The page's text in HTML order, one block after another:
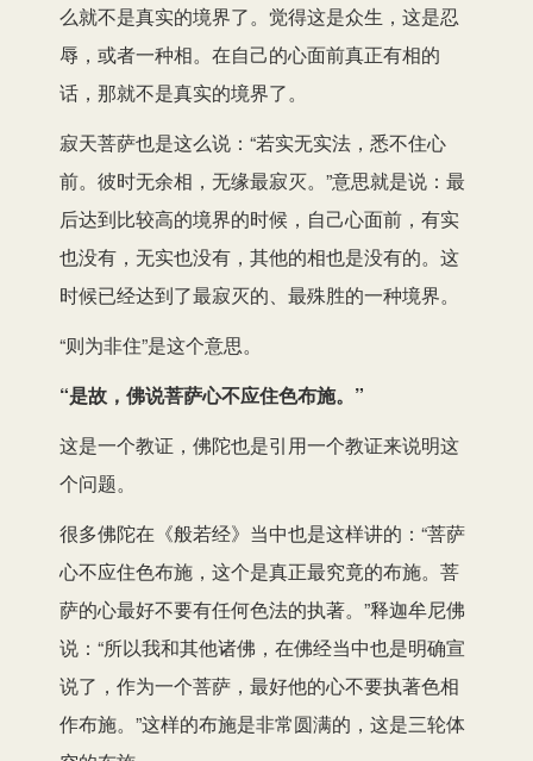
么就不是真实的境界了。觉得这是众生，这是忍
辱，或者一种相。在自己的心面前真正有相的
话，那就不是真实的境界了。
寂天菩萨也是这么说：“若实无实法，悉不住心
前。彼时无余相，无缘最寂灭。”意思就是说：最
后达到比较高的境界的时候，自己心面前，有实
也没有，无实也没有，其他的相也是没有的。这
时候已经达到了最寂灭的、最殊胜的一种境界。
“则为非住”是这个意思。
“是故，佛说菩萨心不应住色布施。”
这是一个教证，佛陀也是引用一个教证来说明这
个问题。
很多佛陀在《般若经》当中也是这样讲的：“菩萨
心不应住色布施，这个是真正最究竟的布施。菩
萨的心最好不要有任何色法的执著。”释迦牟尼佛
说：“所以我和其他诸佛，在佛经当中也是明确宣
说了，作为一个菩萨，最好他的心不要执著色相
作布施。”这样的布施是非常圆满的，这是三轮体